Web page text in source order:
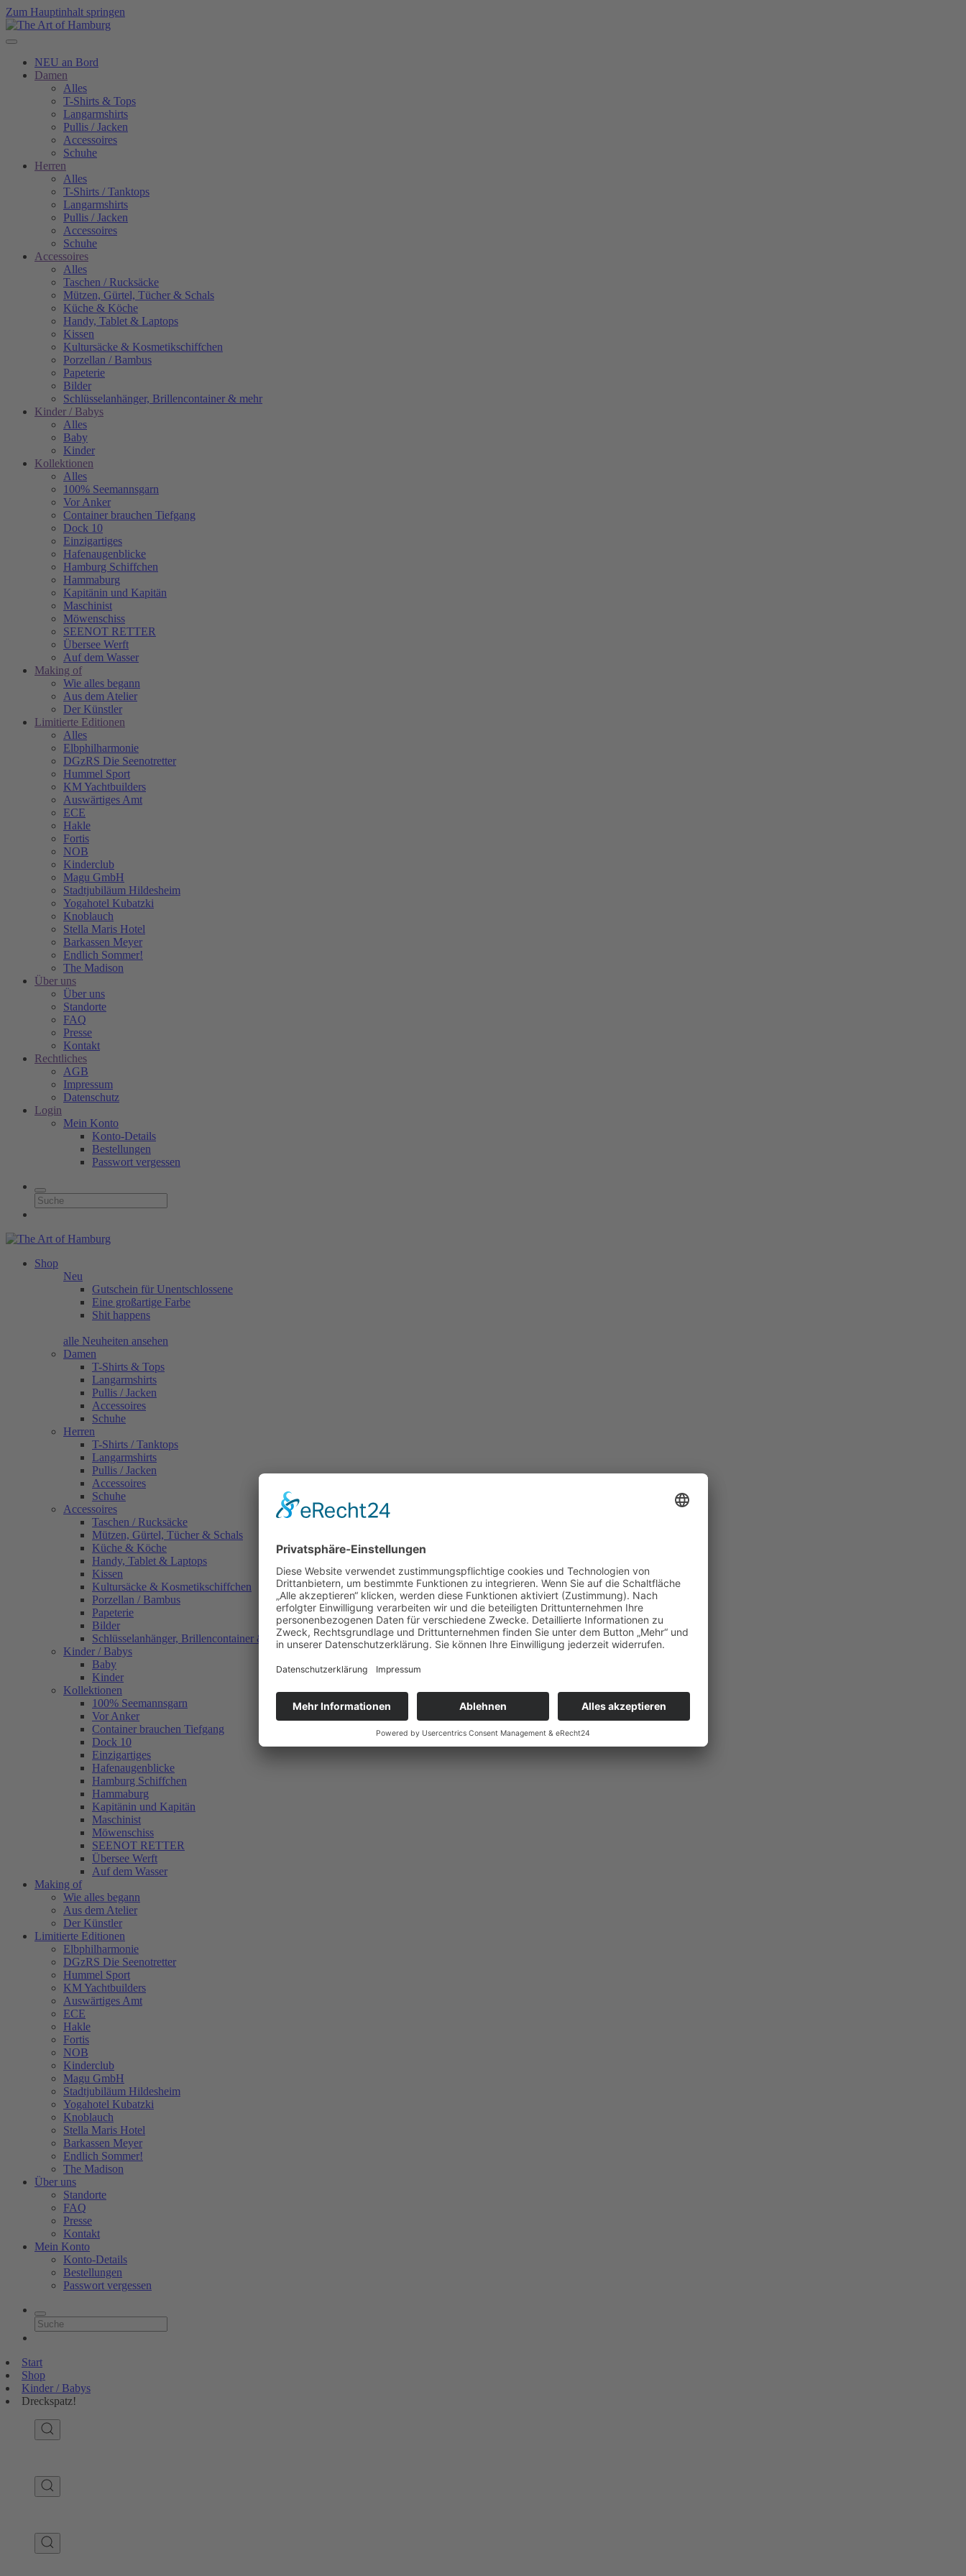
Zum Hauptinhalt springen
NEU an Bord
Damen
Alles
T-Shirts & Tops
Langarmshirts
Pullis / Jacken
Accessoires
Schuhe
Herren
Alles
T-Shirts / Tanktops
Langarmshirts
Pullis / Jacken
Accessoires
Schuhe
Accessoires
Alles
Taschen / Rucksäcke
Mützen, Gürtel, Tücher & Schals
Küche & Köche
Handy, Tablet & Laptops
Kissen
Kultursäcke & Kosmetikschiffchen
Porzellan / Bambus
Papeterie
Bilder
Schlüsselanhänger, Brillencontainer & mehr
Kinder / Babys
Alles
Baby
Kinder
Kollektionen
Alles
100% Seemannsgarn
Vor Anker
Container brauchen Tiefgang
Dock 10
Einzigartiges
Hafenaugen­blicke
Hamburg Schiffchen
Hammaburg
Kapitänin und Kapitän
Maschinist
Möwenschiss
SEENOT RETTER
Übersee Werft
Auf dem Wasser
Making of
Wie alles begann
Aus dem Atelier
Der Künstler
Limitierte Editionen
Alles
Elbphilharmonie
DGzRS Die Seenotretter
Hummel Sport
KM Yachtbuilders
Auswärtiges Amt
ECE
Hakle
Fortis
NOB
Kinderclub
Magu GmbH
Stadtjubiläum Hildesheim
Yogahotel Kubatzki
Knoblauch
Stella Maris Hotel
Barkassen Meyer
Endlich Sommer!
The Madison
Über uns
Über uns
Standorte
FAQ
Presse
Kontakt
Rechtliches
AGB
Impressum
Datenschutz
Login
Mein Konto
Konto-Details
Bestellungen
Passwort vergessen
Shop
Neu
Gutschein für Unentschlossene
Eine großartige Farbe
Shit happens
alle Neuheiten ansehen
Damen
T-Shirts & Tops
Langarmshirts
Pullis / Jacken
Accessoires
Schuhe
Herren
T-Shirts / Tanktops
Langarmshirts
Pullis / Jacken
Accessoires
Schuhe
Accessoires
Taschen / Rucksäcke
Mützen, Gürtel, Tücher & Schals
Küche & Köche
Handy, Tablet & Laptops
Kissen
Kultursäcke & Kosmetikschiffchen
Porzellan / Bambus
Papeterie
Bilder
Schlüsselanhänger, Brillencontainer & mehr
Kinder / Babys
Baby
Kinder
Kollektionen
100% Seemannsgarn
Vor Anker
Container brauchen Tiefgang
Dock 10
Einzigartiges
Hafenaugen­blicke
Hamburg Schiffchen
Hammaburg
Kapitänin und Kapitän
Maschinist
Möwenschiss
SEENOT RETTER
Übersee Werft
Auf dem Wasser
Making of
Wie alles begann
Aus dem Atelier
Der Künstler
Limitierte Editionen
Elbphilharmonie
DGzRS Die Seenotretter
Hummel Sport
KM Yachtbuilders
Auswärtiges Amt
ECE
Hakle
Fortis
NOB
Kinderclub
Magu GmbH
Stadtjubiläum Hildesheim
Yogahotel Kubatzki
Knoblauch
Stella Maris Hotel
Barkassen Meyer
Endlich Sommer!
The Madison
Über uns
Standorte
FAQ
Presse
Kontakt
Mein Konto
Konto-Details
Bestellungen
Passwort vergessen
Start
Shop
Kinder / Babys
Dreckspatz!